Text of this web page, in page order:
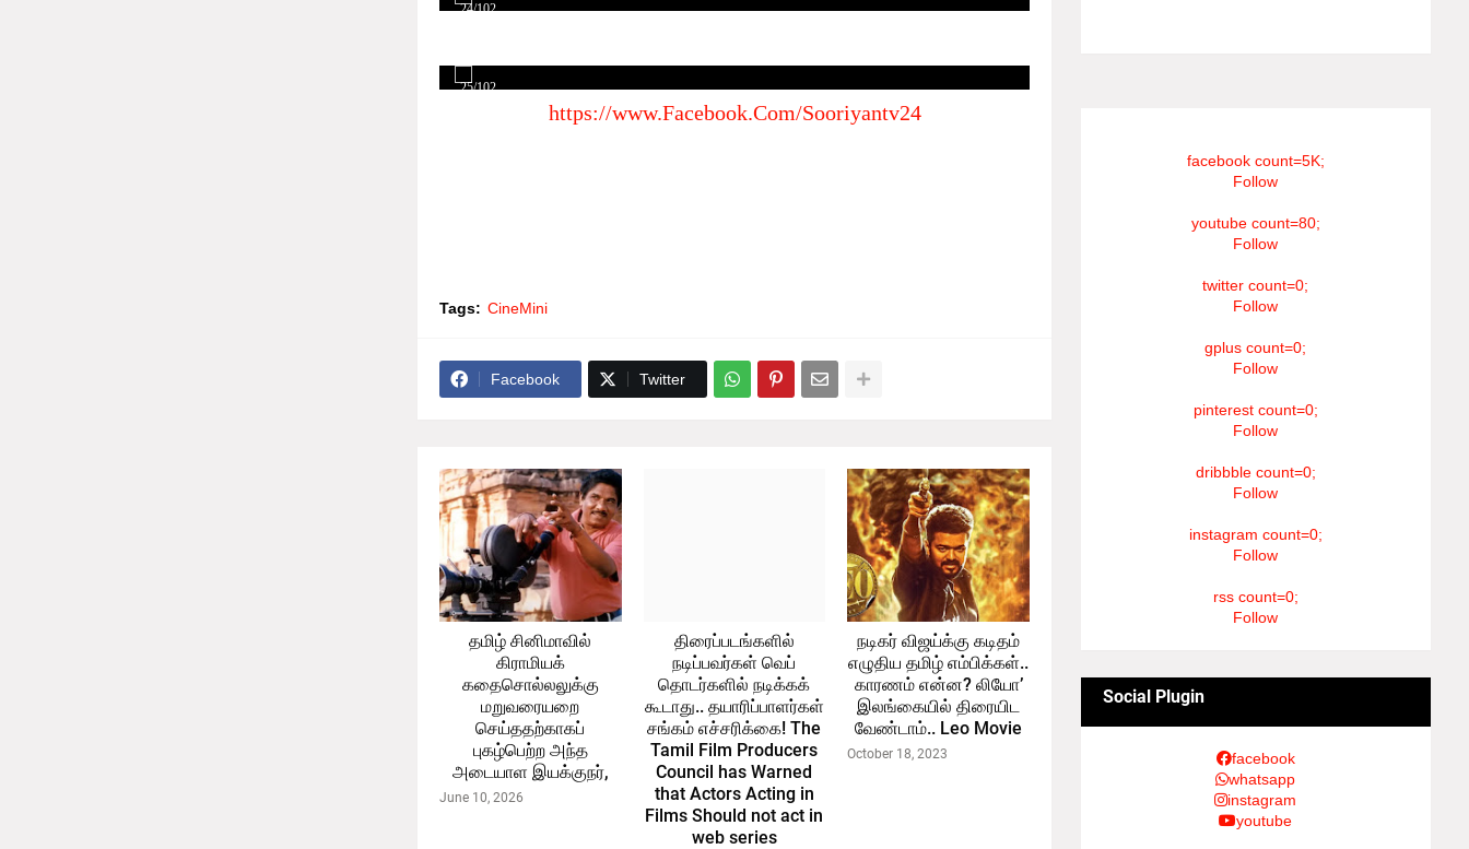
24/102
25/102
https://www.Facebook.Com/Sooriyantv24
Tags: CineMini
Facebook Twitter
தமிழ் சினிமாவில்
கிராமியக்
கதைசொல்லலுக்கு
மறுவரையறை
செய்ததற்காகப்
புகழ்பெற்ற அந்த
அடையாள இயக்குநர்,
June 10, 2026
திரைப்படங்களில்
நடிப்பவர்கள் வெப்
தொடர்களில் நடிக்கக்
கூடாது.. தயாரிப்பாளர்கள்
சங்கம் எச்சரிக்கை! The
Tamil Film Producers
Council has Warned
that Actors Acting in
Films Should not act in
web series
நடிகர் விஜய்க்கு கடிதம்
எழுதிய தமிழ் எம்பிக்கள்..
காரணம் என்ன? லியோ’
இலங்கையில் திரையிட
வேண்டாம்.. Leo Movie
October 18, 2023
facebook count=5K;
Follow
youtube count=80;
Follow
twitter count=0;
Follow
gplus count=0;
Follow
pinterest count=0;
Follow
dribbble count=0;
Follow
instagram count=0;
Follow
rss count=0;
Follow
Social Plugin
facebook
whatsapp
instagram
youtube